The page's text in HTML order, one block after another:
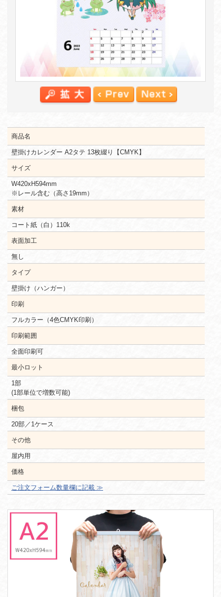
商品名
壁掛けカレンダー A2タテ 13枚綴り【CMYK】
サイズ
W420xH594mm
※レール含む（高さ19mm）
素材
コート紙（白）110k
表面加工
無し
タイプ
壁掛け（ハンガー）
印刷
フルカラー（4色CMYK印刷）
印刷範囲
全面印刷可
最小ロット
1部
(1部単位で増数可能)
梱包
20部／1ケース
その他
屋内用
価格
ご注文フォーム数量欄に記載 ≫